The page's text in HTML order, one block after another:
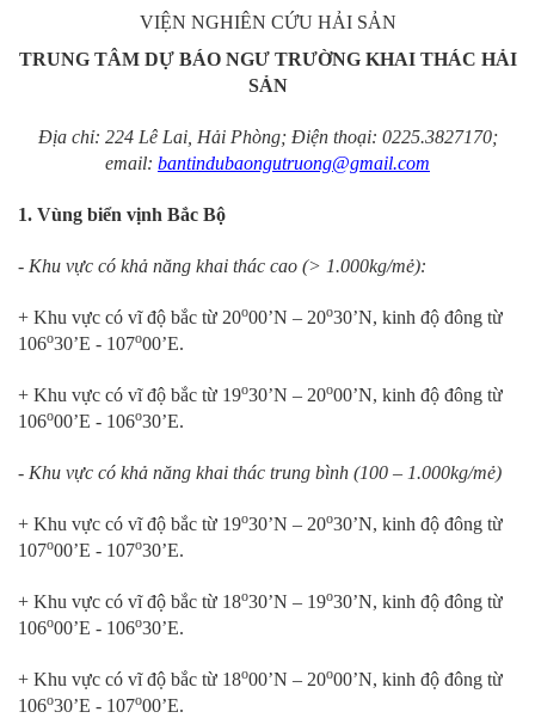
VIỆN NGHIÊN CỨU HẢI SẢN
TRUNG TÂM DỰ BÁO NGƯ TRƯỜNG KHAI THÁC HẢI
SẢN
Địa chỉ: 224 Lê Lai, Hải Phòng; Điện thoại: 0225.3827170;
email: bantindubaongutruong@gmail.com
1. Vùng biển vịnh Bắc Bộ
- Khu vực có khả năng khai thác cao (> 1.000kg/mẻ):
+ Khu vực có vĩ độ bắc từ 20o00’N – 20o30’N, kinh độ đông từ
106o30’E - 107o00’E.
+ Khu vực có vĩ độ bắc từ 19o30’N – 20o00’N, kinh độ đông từ
106o00’E - 106o30’E.
- Khu vực có khả năng khai thác trung bình (100 – 1.000kg/mẻ)
+ Khu vực có vĩ độ bắc từ 19o30’N – 20o30’N, kinh độ đông từ
107o00’E - 107o30’E.
+ Khu vực có vĩ độ bắc từ 18o30’N – 19o30’N, kinh độ đông từ
106o00’E - 106o30’E.
+ Khu vực có vĩ độ bắc từ 18o00’N – 20o00’N, kinh độ đông từ
106o30’E - 107o00’E.